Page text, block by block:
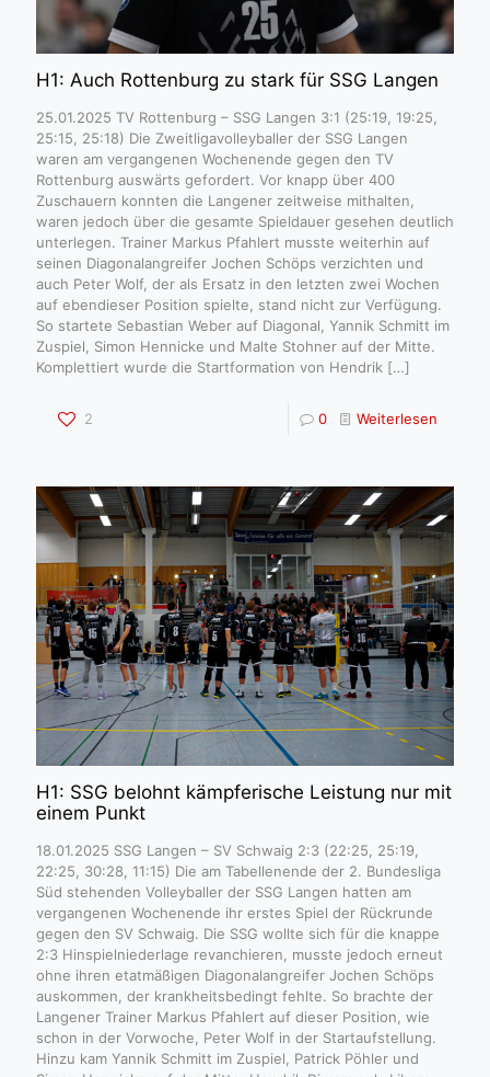
H1: Auch Rottenburg zu stark für SSG Langen
25.01.2025 TV Rottenburg – SSG Langen 3:1 (25:19, 19:25,
25:15, 25:18) Die Zweitligavolleyballer der SSG Langen
waren am vergangenen Wochenende gegen den TV
Rottenburg auswärts gefordert. Vor knapp über 400
Zuschauern konnten die Langener zeitweise mithalten,
waren jedoch über die gesamte Spieldauer gesehen deutlich
unterlegen. Trainer Markus Pfahlert musste weiterhin auf
seinen Diagonalangreifer Jochen Schöps verzichten und
auch Peter Wolf, der als Ersatz in den letzten zwei Wochen
auf ebendieser Position spielte, stand nicht zur Verfügung.
So startete Sebastian Weber auf Diagonal, Yannik Schmitt im
Zuspiel, Simon Hennicke und Malte Stohner auf der Mitte.
Komplettiert wurde die Startformation von Hendrik […]
2 0 Weiterlesen
H1: SSG belohnt kämpferische Leistung nur mit
einem Punkt
18.01.2025 SSG Langen – SV Schwaig 2:3 (22:25, 25:19,
22:25, 30:28, 11:15) Die am Tabellenende der 2. Bundesliga
Süd stehenden Volleyballer der SSG Langen hatten am
vergangenen Wochenende ihr erstes Spiel der Rückrunde
gegen den SV Schwaig. Die SSG wollte sich für die knappe
2:3 Hinspielniederlage revanchieren, musste jedoch erneut
ohne ihren etatmäßigen Diagonalangreifer Jochen Schöps
auskommen, der krankheitsbedingt fehlte. So brachte der
Langener Trainer Markus Pfahlert auf dieser Position, wie
schon in der Vorwoche, Peter Wolf in der Startaufstellung.
Hinzu kam Yannik Schmitt im Zuspiel, Patrick Pöhler und